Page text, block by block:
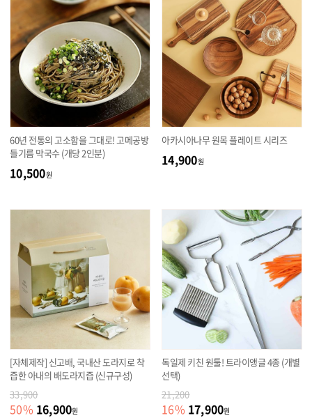
60년 전통의 고소함을 그대로! 고메공방
들기름 막국수 (개당 2인분)
10,500원
아카시아나무 원목 플레이트 시리즈
14,900원
[자체제작] 신고배, 국내산 도라지로 착
즙한 아내의 배도라지즙 (신규구성)
33,900
50% 16,900원
독일제 키친 원툴! 트라이앵글 4종 (개별
선택)
21,200
16% 17,900원